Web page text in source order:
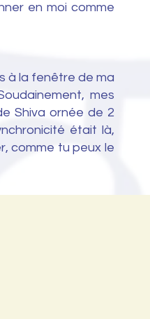
en moi comme
à la fenêtre de ma
mes
Shiva ornée de 2
était là,
comme tu peux le